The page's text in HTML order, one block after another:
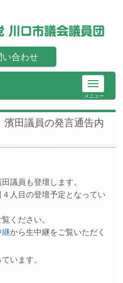
い合わせ
メニュー
田議員の発言通告内
議員も登壇します。
人目の登壇予定となってい
ください。
から生中継をご覧いただく
います。